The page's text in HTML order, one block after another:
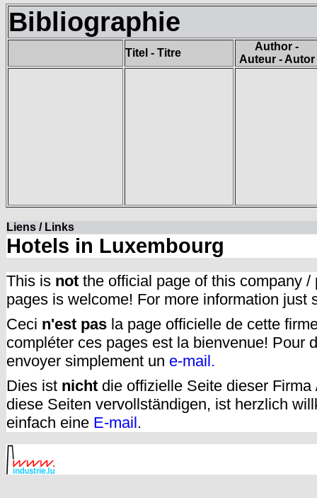
Bibliographie
Titel - Titre
Author -
Auteur - Autor
Liens / Links
Hotels in Luxembourg
This is not the official page of this company
pages is welcome! For more information just
Ceci n'est pas la page officielle de cette
compléter ces pages est la bienvenue! Pour
envoyer simplement un e-mail.
Dies ist nicht die offizielle Seite dieser
diese Seiten vervollständigen, ist herzlich
einfach eine E-mail.